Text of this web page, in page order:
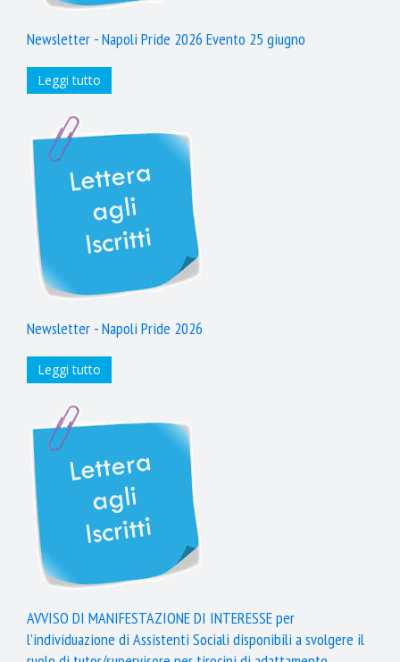
Newsletter - Napoli Pride 2026 Evento 25 giugno
Leggi tutto
Newsletter - Napoli Pride 2026
Leggi tutto
AVVISO DI MANIFESTAZIONE DI INTERESSE per
l’individuazione di Assistenti Sociali disponibili a svolgere il